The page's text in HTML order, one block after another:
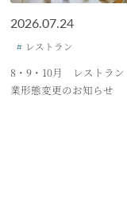
2026.07.24
レストラン
8・9・10月 レストラ
業形態変更のお知らせ